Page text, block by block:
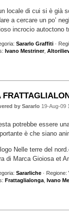
locale di cui si è già
a cercare un po’
incrocio autoctono
Sararlo Graffiti·
Ivano Mestriner,
by Sararlo19-Aug-09
potrebbe essere
è che siano
Nelle terre del
di Marca Gioiosa et
Sararliche· Regione:
Frattaglialonga, Ivano